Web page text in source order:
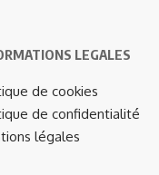
LEGALES
de cookies
de confidentialité
légales